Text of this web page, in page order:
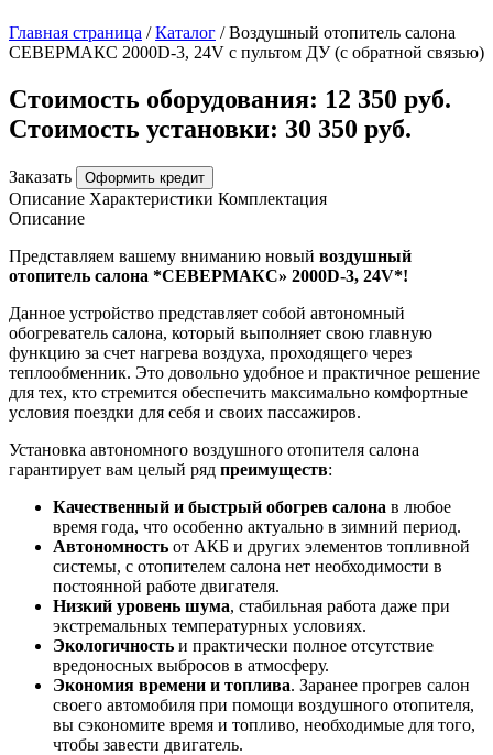
Главная страница / Каталог / Воздушный отопитель салона
СЕВЕРМАКС 2000D-3, 24V с пультом ДУ (с обратной связью)
Стоимость оборудования: 12 350 руб.
Стоимость установки: 30 350 руб.
Заказать Оформить кредит
Описание Характеристики Комплектация
Описание
Представляем вашему вниманию новый воздушный
отопитель салона *СЕВЕРМАКС» 2000D-3, 24V*!
Данное устройство представляет собой автономный
обогреватель салона, который выполняет свою главную
функцию за счет нагрева воздуха, проходящего через
теплообменник. Это довольно удобное и практичное решение
для тех, кто стремится обеспечить максимально комфортные
условия поездки для себя и своих пассажиров.
Установка автономного воздушного отопителя салона
гарантирует вам целый ряд преимуществ:
Качественный и быстрый обогрев салона в любое
время года, что особенно актуально в зимний период.
Автономность от АКБ и других элементов топливной
системы, с отопителем салона нет необходимости в
постоянной работе двигателя.
Низкий уровень шума, стабильная работа даже при
экстремальных температурных условиях.
Экологичность и практически полное отсутствие
вредоносных выбросов в атмосферу.
Экономия времени и топлива. Заранее прогрев салон
своего автомобиля при помощи воздушного отопителя,
вы сэкономите время и топливо, необходимые для того,
чтобы завести двигатель.